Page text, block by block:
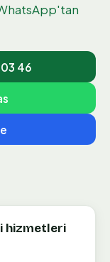
46
hizmetleri